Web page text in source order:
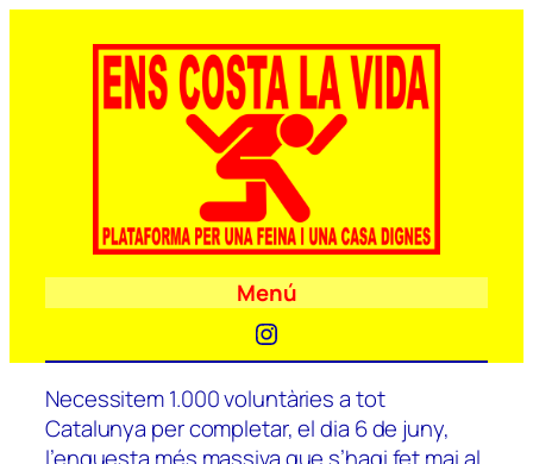
Menú
Instagram
Necessitem 1.000 voluntàries a tot
Catalunya per completar, el dia 6 de juny,